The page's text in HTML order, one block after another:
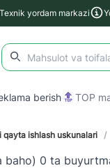
Texnik yordam markazi
berish TOP
qayta ishlash uskunalari /
baho) 0 ta